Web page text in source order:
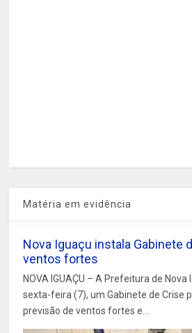
Matéria em evidência
Nova Iguaçu instala Gabinete
ventos fortes
NOVA IGUAÇU – A Prefeitura de
sexta-feira (7), um Gabinete de Crise
previsão de ventos fortes e...